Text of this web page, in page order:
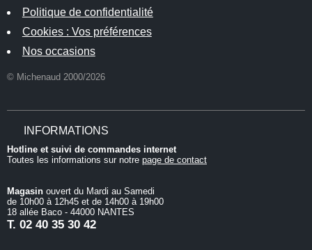
Politique de confidentialité
Cookies : Vos préférences
Nos occasions
© Michenaud 2000/2026
INFORMATIONS
Hotline et suivi de commandes internet
Toutes les informations sur notre page de contact
Magasin ouvert du Mardi au Samedi
de 10h00 à 12h45 et de 14h00 à 19h00
18 allée Baco - 44000 NANTES
T. 02 40 35 30 42